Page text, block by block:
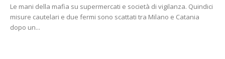
Le mani della mafia su supermercati e società di vigilanza. Quindici
misure cautelari e due fermi sono scattati tra Milano e Catania
dopo un...